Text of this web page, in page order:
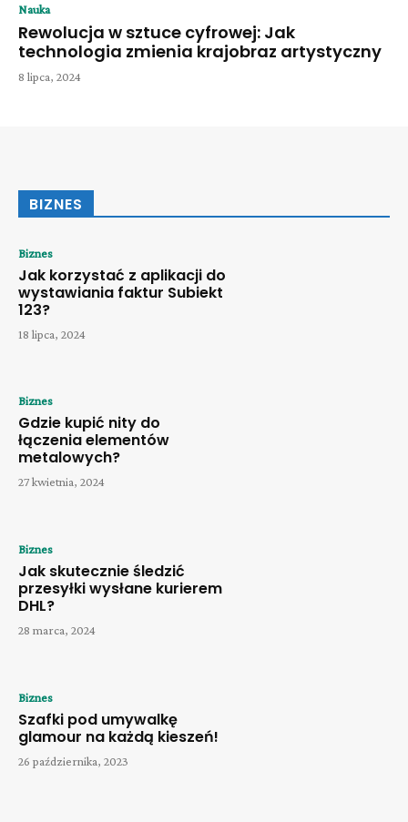
Nauka
Rewolucja w sztuce cyfrowej: Jak
technologia zmienia krajobraz artystyczny
8 lipca, 2024
BIZNES
Biznes
Jak korzystać z aplikacji do
wystawiania faktur Subiekt
123?
18 lipca, 2024
Biznes
Gdzie kupić nity do
łączenia elementów
metalowych?
27 kwietnia, 2024
Biznes
Jak skutecznie śledzić
przesyłki wysłane kurierem
DHL?
28 marca, 2024
Biznes
Szafki pod umywalkę
glamour na każdą kieszeń!
26 października, 2023